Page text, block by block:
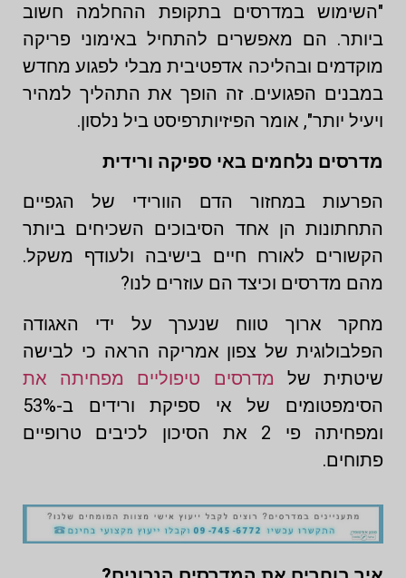
"השימוש במדרסים בתקופת ההחלמה חשוב
ביותר. הם מאפשרים להתחיל באימוני פריקה
מוקדמים ובהליכה אדפטיבית מבלי לפגוע מחדש
במבנים הפגועים. זה הופך את התהליך למהיר
ויעיל יותר", אומר הפיזיותרפיסט ביל נלסון.
מדרסים נלחמים באי ספיקה ורידית
הפרעות במחזור הדם הוורידי של הגפיים
התחתונות הן אחד הסיבוכים השכיחים ביותר
הקשורים לאורח חיים בישיבה ולעודף משקל.
מהם מדרסים וכיצד הם עוזרים לנו?
מחקר ארוך טווח שנערך על ידי האגודה
הפלבולוגית של צפון אמריקה הראה כי לבישה
שיטתית של מדרסים טיפוליים מפחיתה את
הסימפטומים של אי ספיקת ורידים ב-53%
ומפחיתה פי 2 את הסיכון לכיבים טרופיים
פתוחים.